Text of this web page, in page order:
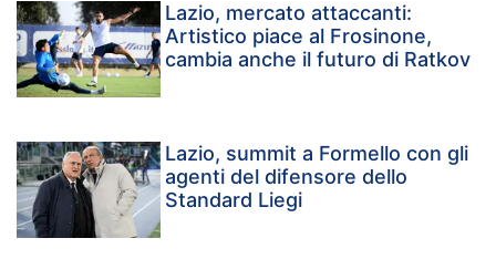
Lazio, mercato attaccanti:
Artistico piace al Frosinone,
cambia anche il futuro di Ratkov
Lazio, summit a Formello con gli
agenti del difensore dello
Standard Liegi